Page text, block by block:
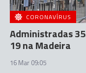
CORONAVÍRUS
Administradas
19 na Madeira
16 Mar 09:05